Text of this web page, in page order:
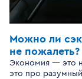
Можно ли
не пожалеть?
Экономия — это
это про